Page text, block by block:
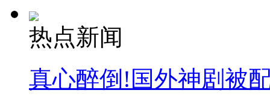
热点新闻
真心醉倒!国外神剧被